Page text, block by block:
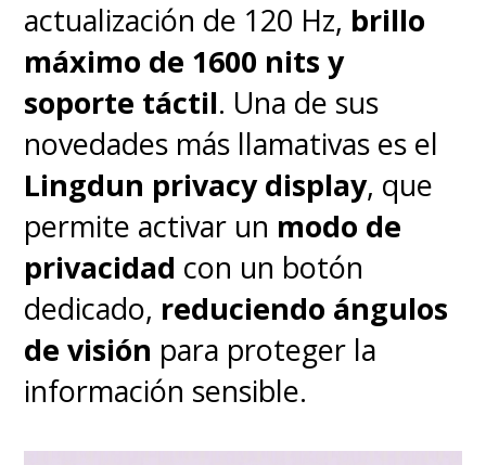
actualización de 120 Hz, brillo
máximo de 1600 nits y
soporte táctil. Una de sus
novedades más llamativas es el
Lingdun privacy display, que
permite activar un modo de
privacidad con un botón
dedicado, reduciendo ángulos
de visión para proteger la
información sensible.